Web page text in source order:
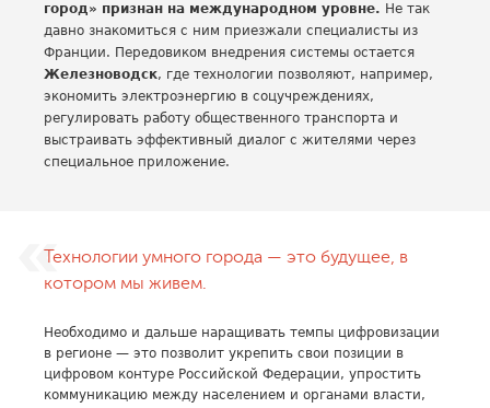
город» признан на международном уровне. Не так
давно знакомиться с ним приезжали специалисты из
Франции. Передовиком внедрения системы остается
Железноводск, где технологии позволяют, например,
экономить электроэнергию в соцучреждениях,
регулировать работу общественного транспорта и
выстраивать эффективный диалог с жителями через
специальное приложение.
Технологии умного города — это будущее, в
котором мы живем.
Необходимо и дальше наращивать темпы цифровизации
в регионе — это позволит укрепить свои позиции в
цифровом контуре Российской Федерации, упростить
коммуникацию между населением и органами власти,